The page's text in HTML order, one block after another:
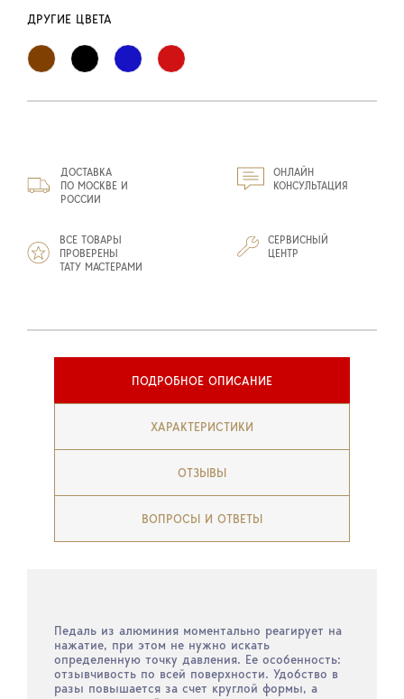
ДРУГИЕ ЦВЕТА
ДОСТАВКА
ПО МОСКВЕ И
РОССИИ
ОНЛАЙН
КОНСУЛЬТАЦИЯ
ВСЕ ТОВАРЫ
ПРОВЕРЕНЫ
ТАТУ МАСТЕРАМИ
СЕРВИСНЫЙ
ЦЕНТР
ПОДРОБНОЕ ОПИСАНИЕ
ХАРАКТЕРИСТИКИ
ОТЗЫВЫ
ВОПРОСЫ И ОТВЕТЫ
Педаль из алюминия моментально реагирует на
нажатие, при этом не нужно искать
определенную точку давления. Ее особенность:
отзывчивость по всей поверхности. Удобство в
разы повышается за счет круглой формы, а